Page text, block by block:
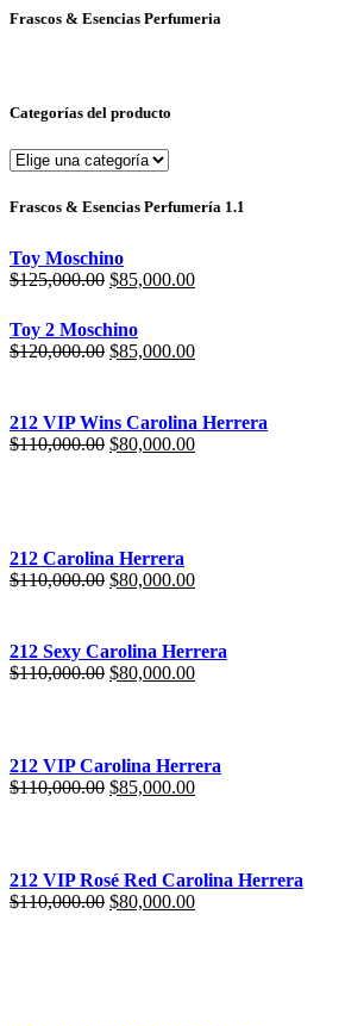
Frascos & Esencias Perfumeria
Categorías del producto
Frascos & Esencias Perfumería 1.1
Toy Moschino
$125,000.00 $85,000.00
Toy 2 Moschino
$120,000.00 $85,000.00
212 VIP Wins Carolina Herrera
$110,000.00 $80,000.00
212 Carolina Herrera
$110,000.00 $80,000.00
212 Sexy Carolina Herrera
$110,000.00 $80,000.00
212 VIP Carolina Herrera
$110,000.00 $85,000.00
212 VIP Rosé Red Carolina Herrera
$110,000.00 $80,000.00